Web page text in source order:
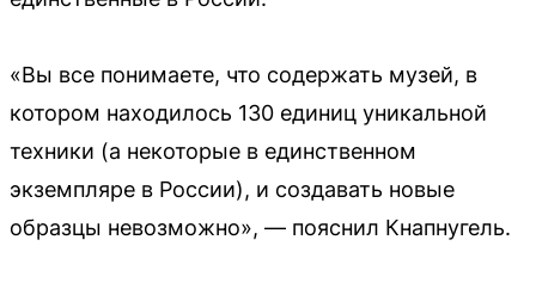
«Вы все понимаете, что содержать музей, в
котором находилось 130 единиц уникальной
техники (а некоторые в единственном
экземпляре в России), и создавать новые
образцы невозможно», — пояснил Кнапнугель.